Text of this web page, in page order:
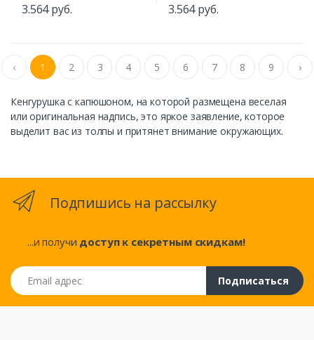
3.564 руб. 3.564 руб.
‹ 1 2 3 4 5 6 7 8 9 ›
Кенгурушка с капюшоном, на которой размещена веселая
или оригинальная надпись, это яркое заявление, которое
выделит вас из толпы и притянет внимание окружающих.
Подпишись на рассылку
...и получи доступ к секретным скидкам!
Email адрес
Подписаться